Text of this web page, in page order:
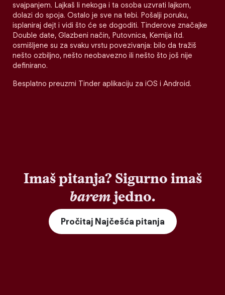
svajpanjem. Lajkaš li nekoga i ta osoba uzvrati lajkom,
dolazi do spoja. Ostalo je sve na tebi. Pošalji poruku,
isplaniraj dejt i vidi što će se dogoditi. Tinderove značajke
Double date, Glazbeni način, Putovnica, Kemija itd.
osmišljene su za svaku vrstu povezivanja: bilo da tražiš
nešto ozbiljno, nešto neobavezno ili nešto što još nije
definirano.
Besplatno preuzmi Tinder aplikaciju za iOS i Android.
Imaš pitanja? Sigurno imaš
baremjedno.
Pročitaj Najčešća pitanja